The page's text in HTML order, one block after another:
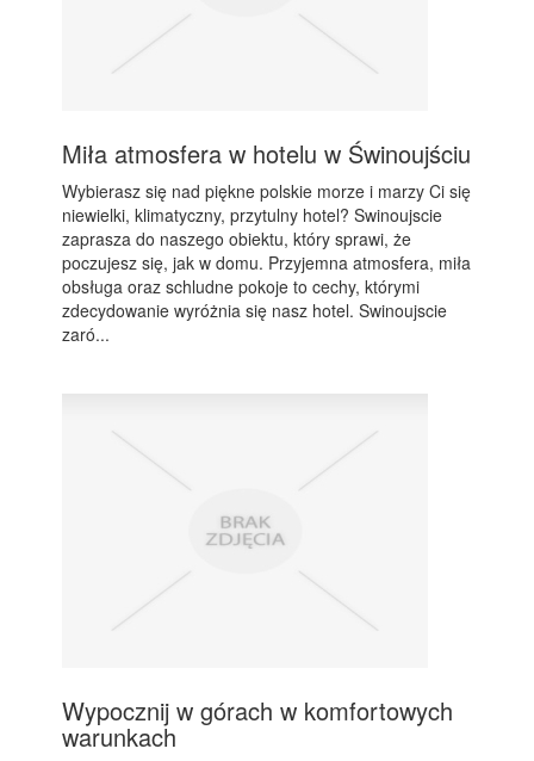
Miła atmosfera w hotelu w Świnoujściu
Wybierasz się nad piękne polskie morze i marzy Ci się
niewielki, klimatyczny, przytulny hotel? Swinoujscie
zaprasza do naszego obiektu, który sprawi, że
poczujesz się, jak w domu. Przyjemna atmosfera, miła
obsługa oraz schludne pokoje to cechy, którymi
zdecydowanie wyróżnia się nasz hotel. Swinoujscie
zaró...
Wypocznij w górach w komfortowych
warunkach